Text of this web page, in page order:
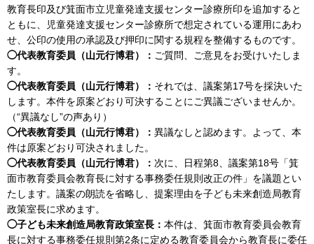
教育長印及び箕面市立児童発達支援センター診療所印を追加すると
ともに、児童発達支援センター診療所で想定されている運用にあわ
せ、公印の使用の承認及び押印に関する規程を整備するものです。
◯代表教育委員（山元行博君）： ご質問、ご意見をお受けいたしま
す。
◯代表教育委員（山元行博君）： それでは、議案第17号を採決いた
します。本件を原案どおり可決することにご異議ございませんか。
（“異議なし”の声あり）
◯代表教育委員（山元行博君）： 異議なしと認めます。よって、本
件は原案どおり可決されました。
◯代表教育委員（山元行博君）： 次に、日程第8、議案第18号「箕
面市教育委員会教育長に対する事務委任規則改正の件」を議題とい
たします。議案の朗読を省略し、提案理由を子ども未来創造局教育
政策室長に求めます。
◯子ども未来創造局教育政策室長： 本件は、箕面市教育委員会教育
長に対する事務委任規則第2条に定める教育委員会から教育長に委任